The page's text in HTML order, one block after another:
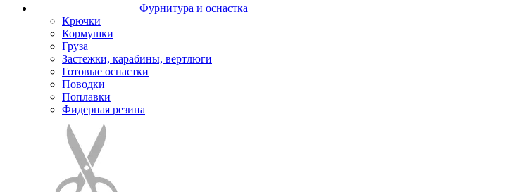
Фурнитура и оснастка
Крючки
Кормушки
Груза
Застежки, карабины, вертлюги
Готовые оснастки
Поводки
Поплавки
Фидерная резина